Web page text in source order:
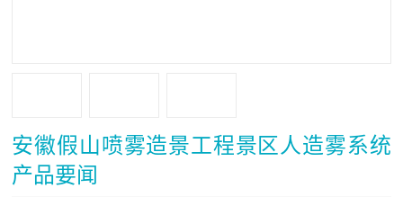
安徽假山喷雾造景工程景区人造雾系统
产品要闻